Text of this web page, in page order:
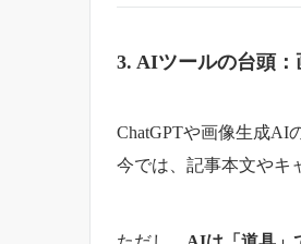
3. AIツールの台頭
ChatGPTや画像生成AI
今では、記事本文やキ